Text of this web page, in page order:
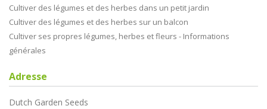
Cultiver des légumes et des herbes dans un petit jardin
Cultiver des légumes et des herbes sur un balcon
Cultiver ses propres légumes, herbes et fleurs - Informations
générales
Adresse
Dutch Garden Seeds